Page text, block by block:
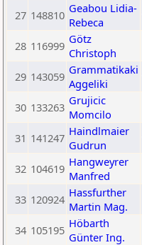
27 148810 Geabou Lidia-
Rebeca
28 116999 Götz
Christoph
29 143059 Grammatikaki
Aggeliki
30 133263 Grujicic
Momcilo
31 141247 Haindlmaier
Gudrun
32 104619 Hangweyrer
Manfred
33 120924 Hassfurther
Martin Mag.
34 105195 Höbarth
Günter Ing.